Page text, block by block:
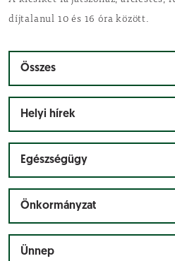
díjtalanul 10 és 16 óra között.
Összes
Helyi hírek
Egészségügy
Önkormányzat
Ünnep